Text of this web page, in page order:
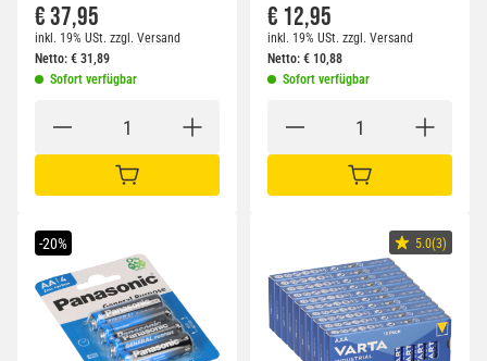
€ 37,95
inkl. 19% USt. zzgl. Versand
Netto: € 31,89
Sofort verfügbar
IN DEN WARENKORB
€ 12,95
inkl. 19% USt. zzgl. Versand
Netto: € 10,88
Sofort verfügbar
IN DEN WARENKORB
-20% 5.0(3)